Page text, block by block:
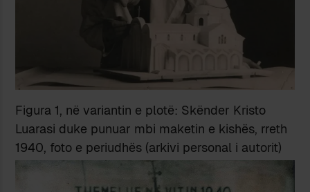
Figura 1, në variantin e plotë: Skënder Kristo
Luarasi duke punuar mbi maketin e kishës, rreth
1940, foto e periudhës (arkivi personal i autorit)